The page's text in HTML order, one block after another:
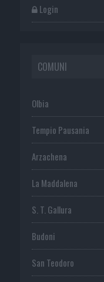
Login
COMUNI
Olbia
Tempio Pausania
Arzachena
La Maddalena
S. T. Gallura
Budoni
San Teodoro